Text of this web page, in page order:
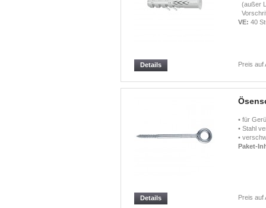
(außer
VE: 40
Preis auf
Details
• für
• Stahl
•
Paket-
Preis auf
Details